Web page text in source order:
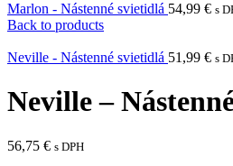
Marlon - Nástenné svietidlá 54,99 € s
Back to products
Neville - Nástenné svietidlá 51,99 € s
Neville –
56,75 € s DPH